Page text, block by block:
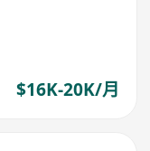
$16K-20K/月